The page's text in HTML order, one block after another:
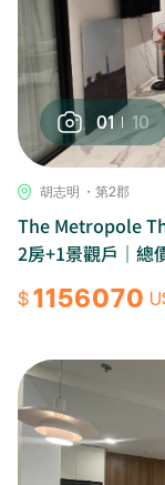
01 10
胡志明 ・第2郡
The Metropole
2房+1景觀戶｜總
$1156070